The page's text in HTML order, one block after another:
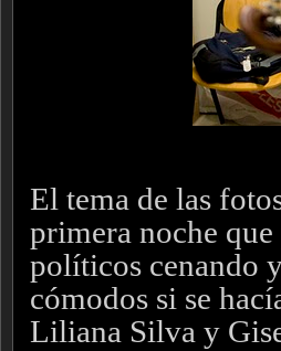
El tema de las
primera noche
políticos cenando
cómodos si se
Liliana Silva y